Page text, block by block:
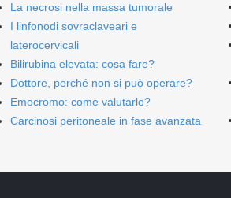
La necrosi nella massa tumorale
I linfonodi sovraclaveari e
laterocervicali
Bilirubina elevata: cosa fare?
Dottore, perché non si può operare?
Emocromo: come valutarlo?
Carcinosi peritoneale in fase avanzata